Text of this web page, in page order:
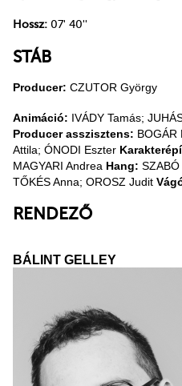
Hossz: 07' 40''
STÁB
Producer: CZUTOR György
Animáció: IVÁDY Tamás;
Producer asszisztens: BOGÁR
Attila; ÓNODI Eszter
MAGYARI Andrea Hang:
TŐKÉS Anna; OROSZ Judit
RENDEZŐ
BÁLINT GELLEY